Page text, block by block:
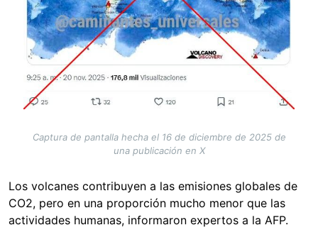
Captura de pantalla hecha el 16 de diciembre de 2025 de
una publicación en X
Los volcanes contribuyen a las emisiones globales de
CO2, pero en una proporción mucho menor que las
actividades humanas, informaron expertos a la AFP.